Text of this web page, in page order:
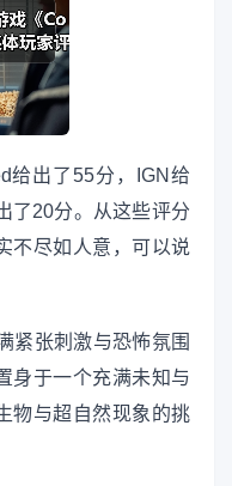
出了55分，IGN给
了20分。从这些评分
不尽如人意，可以说
张刺激与恐怖氛围
身于一个充满未知与
物与超自然现象的挑